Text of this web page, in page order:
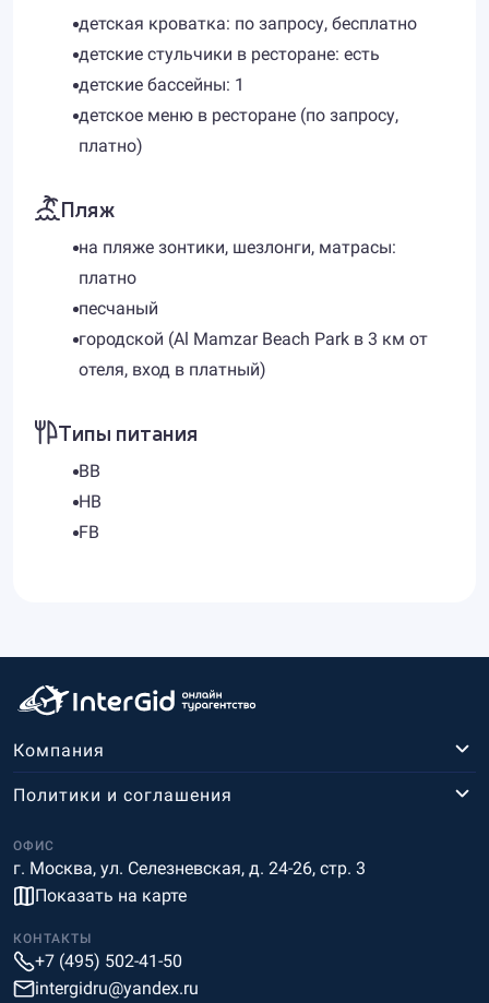
детская кроватка: по запросу, бесплатно
детские стульчики в ресторане: есть
детские бассейны: 1
детское меню в ресторане (по запросу,
платно)
Пляж
на пляже зонтики, шезлонги, матрасы:
платно
песчаный
городской (Al Mamzar Beach Park в 3 км от
отеля, вход в платный)
Типы питания
BB
HB
FB
Компания
ОФИС
г. Москва, ул. Селезневская, д. 24-26, стр. 3
Показать на карте
Политики и соглашения
КОНТАКТЫ
+7 (495) 502-41-50
intergidru@yandex.ru